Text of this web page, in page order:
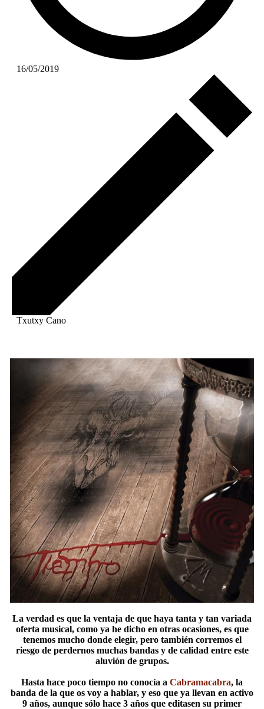
16/05/2019
Txutxy Cano
La verdad es que la ventaja de que haya tanta y tan variada
oferta musical, como ya he dicho en otras ocasiones, es que
tenemos mucho donde elegir, pero también corremos el
riesgo de perdernos muchas bandas y de calidad entre este
aluvión de grupos.
Hasta hace poco tiempo no conocía a Cabramacabra, la
banda de la que os voy a hablar, y eso que ya llevan en activo
9 años, aunque sólo hace 3 años que editasen su primer